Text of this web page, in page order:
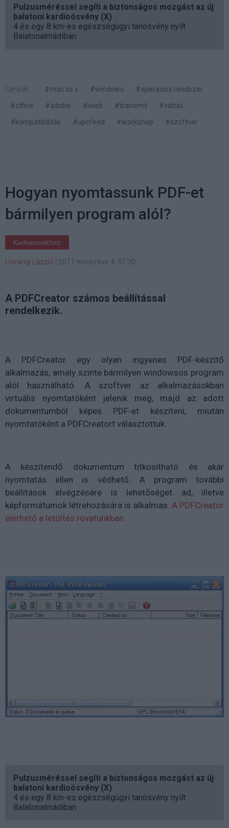
Pulzusméréssel segíti a biztonságos mozgást az új
balatoni kardioösvény (X)
4 és egy 8 km-es egészségügyi tanösvény nyílt
Balatonalmádiban.
Címkék: #mac os x #windows
#operációs rendszer
#office
#adobe #iweb #transmit
#váltás
#kompatibilitás
#upcfeed #workshop #szoftver
Hogyan nyomtassunk PDF-et
bármilyen program alól?
Kedvencekhez
Harangi László 2011 november 4. 07:30
A PDFCreator számos beállítással
rendelkezik.
A PDFCreator egy olyan ingyenes PDF-készítő
alkalmazás, amely szinte bármilyen windowsos program
alól használható. A szoftver az alkalmazásokban
virtuális nyomtatóként jelenik meg, majd az adott
dokumentumból képes PDF-et készíteni, miután
nyomtatóként a PDFCreatort választottuk.
A készítendő dokumentum titkosítható és akár
nyomtatás ellen is védhető. A program további
beállítások elvégzésére is lehetőséget ad, illetve
képformátumok létrehozására is alkalmas. A PDFCreator
elérhető a letöltés rovatunkban.
Pulzusméréssel segíti a biztonságos mozgást az új
balatoni kardioösvény (X)
4 és egy 8 km-es egészségügyi tanösvény nyílt
Balatonalmádiban.